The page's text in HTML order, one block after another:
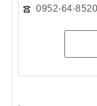
0952-64-8520